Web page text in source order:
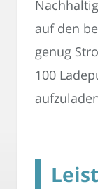
auf den
genug
100